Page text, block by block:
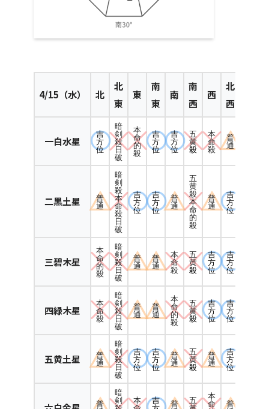
4/15（水） 北
北
東
東
南
東
南
南
西
西
北
西
一白水星
吉
方
位
暗
剣
殺
日
破
本
命
的
殺
吉
方
位
吉
方
位
五
黄
殺
本
命
殺
普
通
二黒土星
普
通
暗
剣
殺
本
命
殺
日
破
吉
方
位
吉
方
位
普
通
五
黄
殺
本
命
的
殺
普
通
吉
方
位
三碧木星
本
命
的
殺
暗
剣
殺
日
破
普
通
普
通
本
命
殺
五
黄
殺
吉
方
位
吉
方
位
四緑木星
本
命
殺
暗
剣
殺
日
破
普
通
普
通
本
命
的
殺
五
黄
殺
吉
方
位
吉
方
位
五黄土星
普
通
暗
剣
殺
日
破
吉
方
位
吉
方
位
普
通
五
黄
殺
普
通
吉
方
位
普
暗
剣
本
命
吉
方
普
五
黄
本
命
普